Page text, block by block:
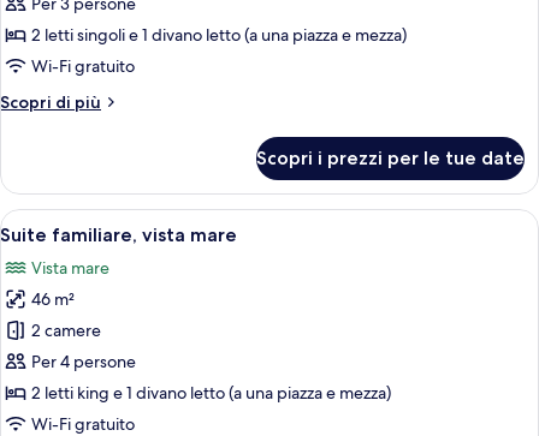
Camera
Deluxe,
piscina
2 letti singoli e 1 divano letto (a una piazza e mezza)
Wi-Fi gratuito
Scopri di più
Altri
Deluxe,
vista
piscina
Scopri i prezzi per le tue date
Apri
tutte
le
foto
per
Suite
familiare,
vista
Una camera d'albergo con un letto
10
Suite familiare, vista mare
Vista mare
46 m²
2 camere
Per 4 persone
2 letti king e 1 divano letto (a una piazza e mezza)
Wi-Fi gratuito